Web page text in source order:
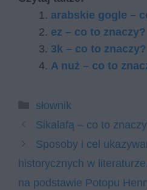
arabskie gogle –
ez – co to znaczy?
3k – co to znaczy?
A nuż – co to
Kategorie
słownik
Sikalafą – co to
Sposoby i cel
historycznych w
na podstawie Potopu